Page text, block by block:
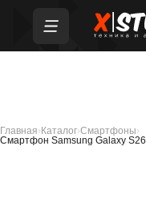
Главная› Каталог›Смартфоны›
Смартфон Samsung Galaxy